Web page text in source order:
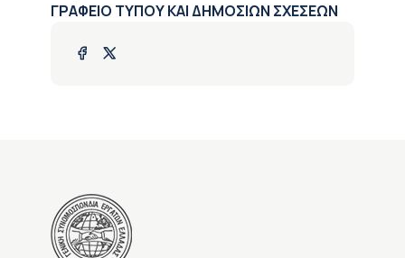
ΓΡΑΦΕΙΟ ΤΥΠΟΥ ΚΑΙ ΔΗΜΟΣΙΩΝ ΣΧΕΣΕΩΝ